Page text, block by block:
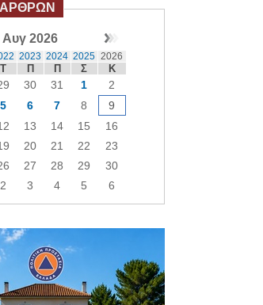
Αυγ 2026
2023 2024 2025 2026
Τ Π Π Σ Κ
30 31 1
2
5 6 7 8
9
13 14 15
16
20 21 22
23
27 28 29
30
2 3 4 5 6